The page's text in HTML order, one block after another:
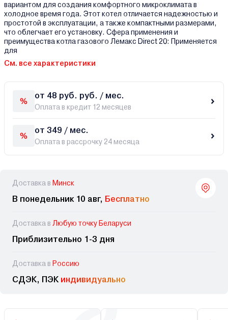
вариантом для создания комфортного микроклимата в
холодное время года. Этот котел отличается надежностью и
простотой в эксплуатации, а также компактными размерами,
что облегчает его установку. Сфера применения и
преимущества котла газового Лемакс Direct 20: Применяется
для
См. все характеристики
от 48 руб. руб. / мес.
Оплата в кредит 12 месяцев
от 349 / мес.
Оплата в рассрочку 24 месяца
Доставка в Минск
В понедельник 10 авг, Бесплатно
Доставка в Любую точку Беларуси
Приблизительно 1-3 дня
Доставка в Россию
СДЭК, ПЭК индивидуально